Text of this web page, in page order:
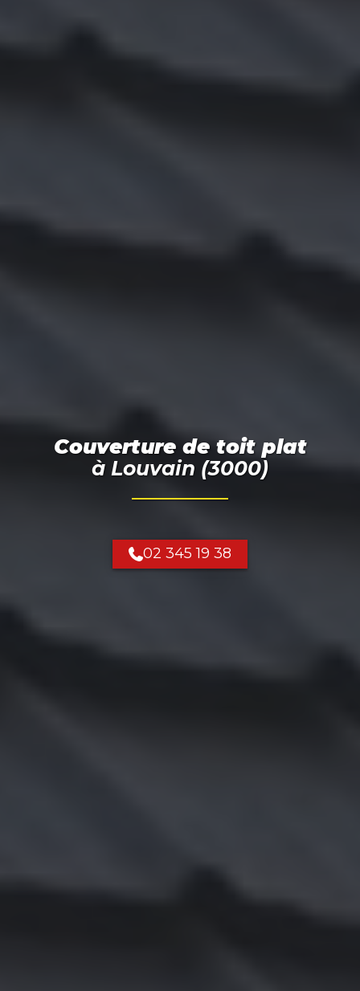
Couverture de toit plat
à Louvain (3000)
02 345 19 38